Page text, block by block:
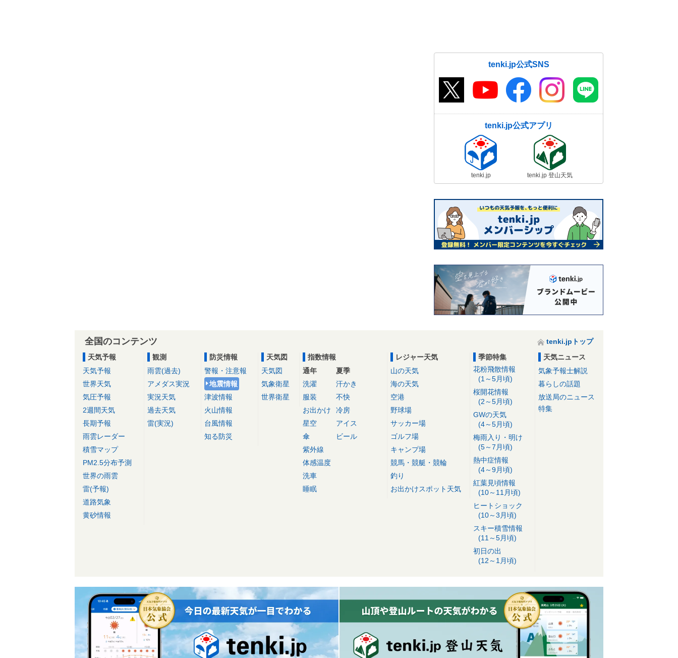
tenki.jp公式SNS
tenki.jp公式アプリ
tenki.jp tenki.jp 登山天気
全国のコンテンツ
tenki.jpトップ
天気予報
天気予報
世界天気
気圧予報
2週間天気
長期予報
雨雲レーダー
積雪マップ
PM2.5分布予測
世界の雨雲
雷(予報)
道路気象
黄砂情報
観測
雨雲(過去)
アメダス実況
実況天気
過去天気
雷(実況)
防災情報
警報・注意報
地震情報
津波情報
火山情報
台風情報
知る防災
天気図
天気図
気象衛星
世界衛星
指数情報
通年
洗濯
服装
お出かけ
星空
傘
紫外線
体感温度
洗車
睡眠
夏季
汗かき
不快
冷房
アイス
ビール
レジャー天気
山の天気
海の天気
空港
野球場
サッカー場
ゴルフ場
キャンプ場
競馬・競艇・競輪
釣り
お出かけスポット天気
季節特集
花粉飛散情報
(1～5月頃)
桜開花情報
(2～5月頃)
GWの天気
(4～5月頃)
梅雨入り・明け
(5～7月頃)
熱中症情報
(4～9月頃)
紅葉見頃情報
(10～11月頃)
ヒートショック
(10～3月頃)
スキー積雪情報
(11～5月頃)
初日の出
(12～1月頃)
天気ニュース
気象予報士解説
暮らしの話題
放送局のニュース
特集